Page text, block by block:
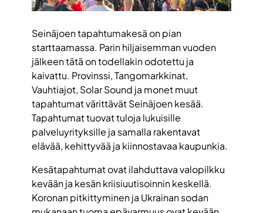
Seinäjoen tapahtumakesä on pian
starttaamassa. Parin hiljaisemman vuoden
jälkeen tätä on todellakin odotettu ja
kaivattu. Provinssi, Tangomarkkinat,
Vauhtiajot, Solar Sound ja monet muut
tapahtumat värittävät Seinäjoen kesää.
Tapahtumat tuovat tuloja lukuisille
palveluyrityksille ja samalla rakentavat
elävää, kehittyvää ja kiinnostavaa kaupunkia.
Kesätapahtumat ovat ilahduttava valopilkku
kevään ja kesän kriisiuutisoinnin keskellä.
Koronan pitkittyminen ja Ukrainan sodan